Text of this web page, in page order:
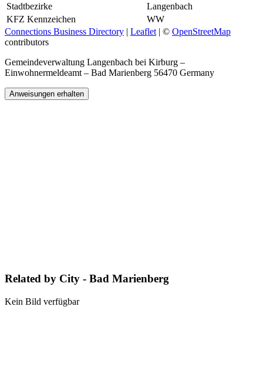
Stadtbezirke
Langenbach
KFZ Kennzeichen
WW
Connections Business Directory | Leaflet | © OpenStreetMap
contributors
Gemeindeverwaltung Langenbach bei Kirburg –
Einwohnermeldeamt – Bad Marienberg 56470 Germany
Anweisungen erhalten
Related by City - Bad Marienberg
Kein Bild verfügbar